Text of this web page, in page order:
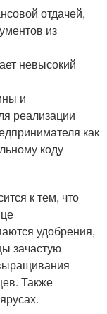
отдачей,
из
невысокий
и
реализации
как
коду
к тем, что
удобрения,
зачастую
Также